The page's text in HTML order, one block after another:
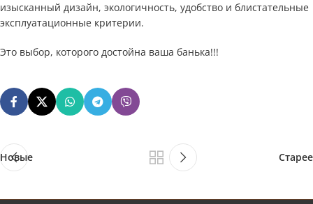
изысканный дизайн, экологичность, удобство и блистательные
эксплуатационные критерии.
Это выбор, которого достойна ваша банька!!!
Новые Старее